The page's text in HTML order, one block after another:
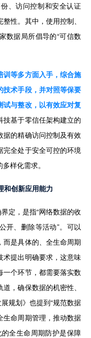
、访问控制和安全认证
性。其中，使用控制、
数据局所倡导的“可信数
训等多方面入手，综合施
技术手段，并对照等保要
与整改，以有效应对复
技基于零信任架构建立的
据的精确访问控制及有效
完全处于安全可控的环境
样化需求。
和创新应用能力
定，是指“网络数据的收
开、删除等活动”。可以
是具体的、全生命周期
术提出明确要求，这意味
个环节，都需要落实数
，确保数据的机密性、
规划》也提到“规范数据
生命周期管理，推动数据
全生命周期防护是保障